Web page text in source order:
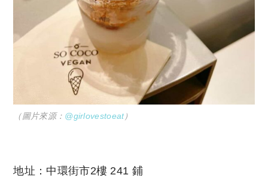
（圖片來源： @girlovestoeat）
地址：中環街市2樓 241 鋪